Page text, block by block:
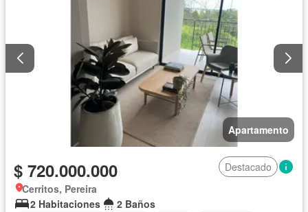
Apartamento
$ 720.000.000
Destacado
Cerritos, Pereira
2 Habitaciones
2 Baños